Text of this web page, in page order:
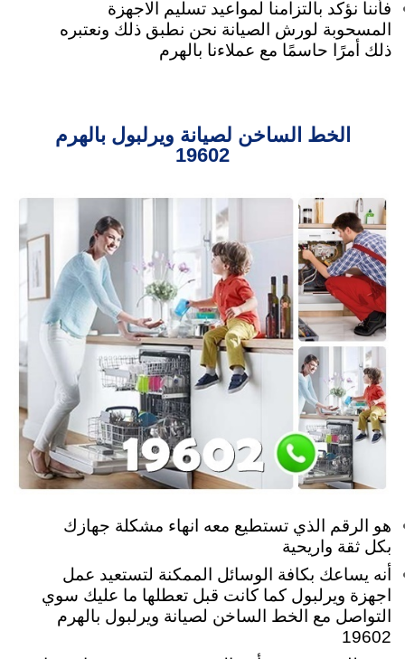
فأننا نؤكد بالتزامنا لمواعيد تسليم الاجهزة
المسحوبة لورش الصيانة نحن نطبق ذلك ونعتبره
ذلك أمرًا حاسمًا مع عملاءنا بالهرم
الخط الساخن لصيانة ويرلبول بالهرم
19602
هو الرقم الذي تستطيع معه انهاء مشكلة جهازك
بكل ثقة واريحية
أنه يساعك بكافة الوسائل الممكنة لتستعيد عمل
اجهزة ويرلبول كما كانت قبل تعطلها ما عليك سوي
التواصل مع الخط الساخن لصيانة ويرلبول بالهرم
19602